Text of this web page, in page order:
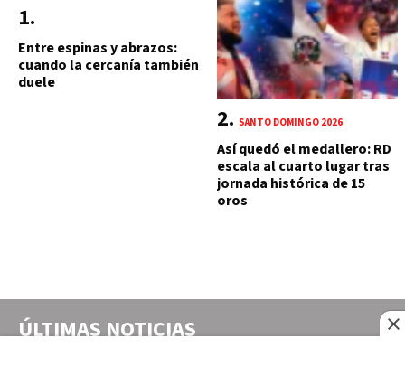
Entre espinas y abrazos:
cuando la cercanía también
duele
SANTO DOMINGO 2026
Así quedó el medallero: RD
escala al cuarto lugar tras
jornada histórica de 15
oros
ÚLTIMAS NOTICIAS